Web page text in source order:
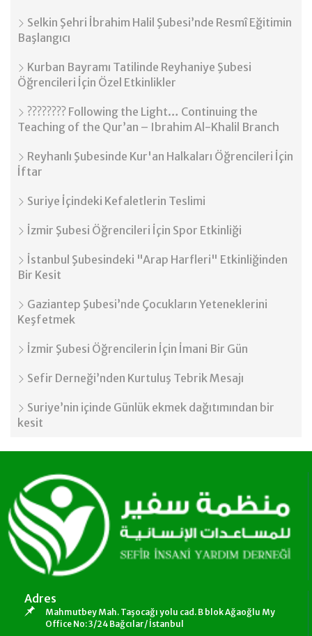
Selkin Şehri İbrahim Halil Şubesi’nde Resmî Eğitimin
Başlangıcı
Kurban Bayramı Tatilinde Reyhaniye Şubesi
Öğrencileri İçin Özel Etkinlikler
???????? Following the Light… Continuing the
Teaching of the Qur’an – Ibrahim Al-Khalil Branch
Reyhanlı Şubesinde Kur'an Halkaları Öğrencileri İçin
İftar
Suriye İçindeki Kefaletlerin Teslimi
İzmir Şubesi Öğrencileri İçin Spor Etkinliği
İstanbul Şubesindeki "Arap Harfleri" Etkinliğinden
Bir Kesit
Gaziantep Şubesi’nde Çocukların Yeteneklerini
Keşfetmek
İzmir Şubesi Öğrencilerin İçin İmani Bir Gün
Sefir Derneği’nden Kurtuluş Tebrik Mesajı
Suriye’nin içinde Günlük ekmek dağıtımından bir
kesit
Adres
Mahmutbey Mah. Taşocağı yolu cad. B blok Ağaoğlu My
Office No: 3/24 Bağcılar/ İstanbul